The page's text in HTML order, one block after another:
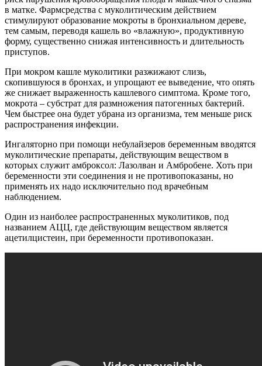
в матке. Фармсредства с муколитическим действием
стимулируют образование мокроты в бронхиальном дереве,
тем самым, переводя кашель во «влажную», продуктивную
форму, существенно снижая интенсивность и длительность
приступов.
При мокром кашле муколитики разжижают слизь,
скопившуюся в бронхах, и упрощают ее выведение, что опять
же снижает выраженность кашлевого симптома. Кроме того,
мокрота – субстрат для размножения патогенных бактерий.
Чем быстрее она будет убрана из организма, тем меньше риск
распространения инфекции.
Ингаляторно при помощи небулайзеров беременным вводятся
муколитические препараты, действующим веществом в
которых служит амброксол: Лазолван и Амбробене. Хоть при
беременности эти соединения и не противопоказаны, но
применять их надо исключительно под врачебным
наблюдением.
Один из наиболее распространенных муколитиков, под
названием АЦЦ, где действующим веществом является
ацетилцистеин, при беременности противопоказан.